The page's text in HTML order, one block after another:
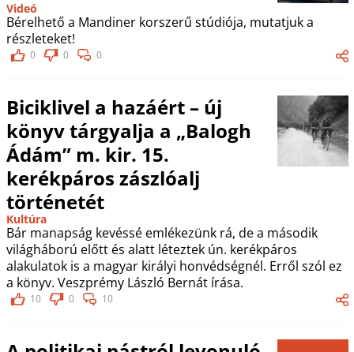
Videó
Bérelhető a Mandiner korszerű stúdiója, mutatjuk a
részleteket!
0 0 0
Biciklivel a hazáért – új
könyv tárgyalja a „Balogh
Ádám” m. kir. 15.
kerékpáros zászlóalj
történetét
Kultúra
Bár manapság kevéssé emlékezünk rá, de a második
világháború előtt és alatt léteztek ún. kerékpáros
alakulatok is a magyar királyi honvédségnél. Erről szól ez
a könyv. Veszprémy László Bernát írása.
10 0 10